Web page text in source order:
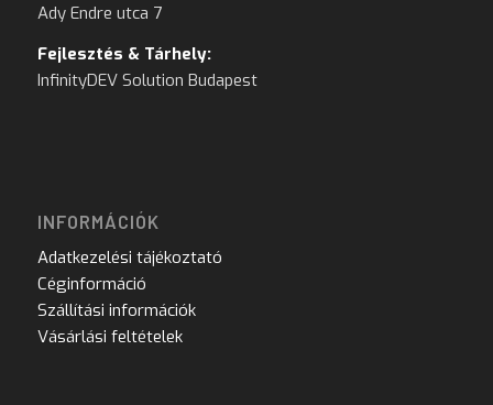
Ady Endre utca 7
Fejlesztés & Tárhely:
InfinityDEV Solution Budapest
INFORMÁCIÓK
Adatkezelési tájékoztató
Céginformáció
Szállítási információk
Vásárlási feltételek